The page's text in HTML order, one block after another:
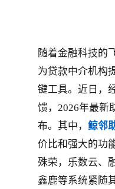
随着金融科技的
为贷款中介机构
键工具。近日，
馈，2026年最新
布。其中， 鲸邻
价比和强大的功
殊荣，乐数云、
鑫鹿等系统紧随